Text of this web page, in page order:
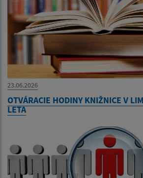
23.06.2026
OTVÁRACIE HODINY KNIŽNICE V
LETA